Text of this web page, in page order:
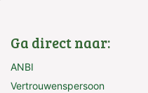
Ga direct naar:
ANBI
Vertrouwenspersoon